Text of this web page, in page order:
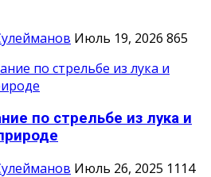
Июль 19, 2026 865
по стрельбе из лука и
Июль 26, 2025 1114